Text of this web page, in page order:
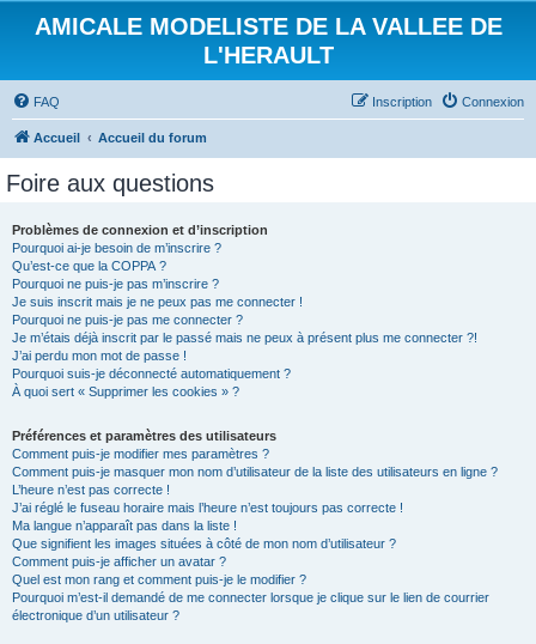
AMICALE MODELISTE DE LA VALLEE DE
L'HERAULT
FAQ Connexion
Inscription
Accueil Accueil du forum
Foire aux questions
Problèmes de connexion et d’inscription
Pourquoi ai-je besoin de m’inscrire ?
Qu’est-ce que la COPPA ?
Pourquoi ne puis-je pas m’inscrire ?
Je suis inscrit mais je ne peux pas me connecter !
Pourquoi ne puis-je pas me connecter ?
Je m’étais déjà inscrit par le passé mais ne peux à présent plus me connecter ?!
J’ai perdu mon mot de passe !
Pourquoi suis-je déconnecté automatiquement ?
À quoi sert « Supprimer les cookies » ?
Préférences et paramètres des utilisateurs
Comment puis-je modifier mes paramètres ?
Comment puis-je masquer mon nom d’utilisateur de la liste des utilisateurs en ligne ?
L’heure n’est pas correcte !
J’ai réglé le fuseau horaire mais l’heure n’est toujours pas correcte !
Ma langue n’apparaît pas dans la liste !
Que signifient les images situées à côté de mon nom d’utilisateur ?
Comment puis-je afficher un avatar ?
Quel est mon rang et comment puis-je le modifier ?
Pourquoi m’est-il demandé de me connecter lorsque je clique sur le lien de courrier
électronique d’un utilisateur ?